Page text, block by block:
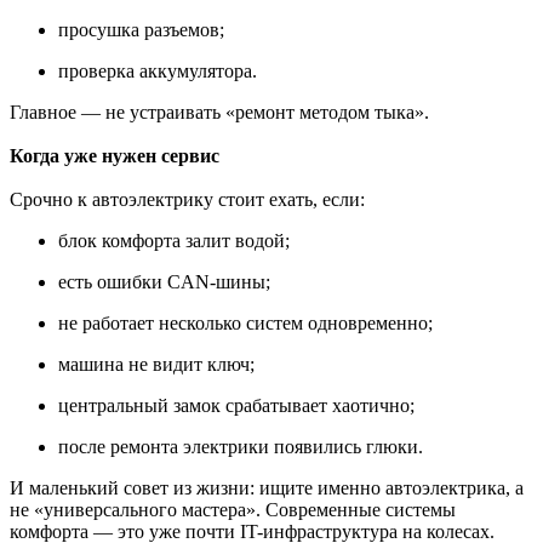
просушка разъемов;
проверка аккумулятора.
Главное — не устраивать «ремонт методом тыка».
Когда уже нужен сервис
Срочно к автоэлектрику стоит ехать, если:
блок комфорта залит водой;
есть ошибки CAN-шины;
не работает несколько систем одновременно;
машина не видит ключ;
центральный замок срабатывает хаотично;
после ремонта электрики появились глюки.
И маленький совет из жизни: ищите именно автоэлектрика, а
не «универсального мастера». Современные системы
комфорта — это уже почти IT-инфраструктура на колесах.